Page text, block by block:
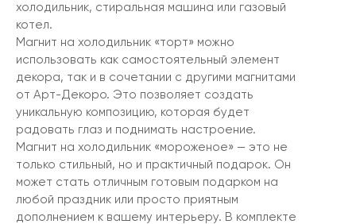
холодильник, стиральная машина или газовый
котел.
Магнит на холодильник «торт» можно
использовать как самостоятельный элемент
декора, так и в сочетании с другими магнитами
от Арт-Декоро. Это позволяет создать
уникальную композицию, которая будет
радовать глаз и поднимать настроение.
Магнит на холодильник «мороженое» — это не
только стильный, но и практичный подарок. Он
может стать отличным готовым подарком на
любой праздник или просто приятным
дополнением к вашему интерьеру. В комплекте